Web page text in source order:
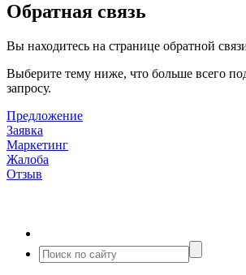
Обратная связь
Вы находитесь на странице обратной
Выберите тему ниже, что больше всего
запросу.
Предложение
Заявка
Маркетинг
Жалоба
Отзыв